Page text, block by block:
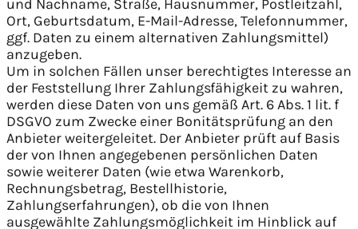
und Nachname, Straße, Hausnummer, Postleitzahl,
Ort, Geburtsdatum, E-Mail-Adresse, Telefonnummer,
ggf. Daten zu einem alternativen Zahlungsmittel)
anzugeben.
Um in solchen Fällen unser berechtigtes Interesse an
der Feststellung Ihrer Zahlungsfähigkeit zu wahren,
werden diese Daten von uns gemäß Art. 6 Abs. 1 lit. f
DSGVO zum Zwecke einer Bonitätsprüfung an den
Anbieter weitergeleitet. Der Anbieter prüft auf Basis
der von Ihnen angegebenen persönlichen Daten
sowie weiterer Daten (wie etwa Warenkorb,
Rechnungsbetrag, Bestellhistorie,
Zahlungserfahrungen), ob die von Ihnen
ausgewählte Zahlungsmöglichkeit im Hinblick auf